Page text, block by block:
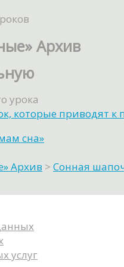
Архив
урока
которые приводят к
сна»
Архив > Сонная
услуг